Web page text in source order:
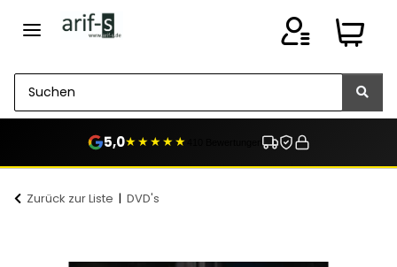
5,0★★★★★
Zurück zur Liste DVD's